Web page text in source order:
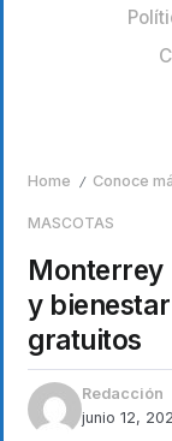
Home / Conoce
MASCOTAS
Monterrey
y
gratuitos
Redacción
junio 12,